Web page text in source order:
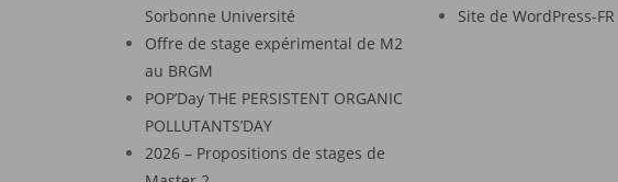
Sorbonne Université
Offre de stage expérimental de M2
au BRGM
POP’Day THE PERSISTENT ORGANIC
POLLUTANTS’DAY
2026 – Propositions de stages de
Site de WordPress-FR